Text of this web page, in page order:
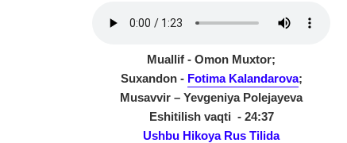
Muallif - Omon Muxtor;
Suхandon - Fotima Kalandarova;
Musavvir – Yevgeniya Polejayeva
Eshitilish vaqti - 24:37
Ushbu Hikoya Rus Tilida